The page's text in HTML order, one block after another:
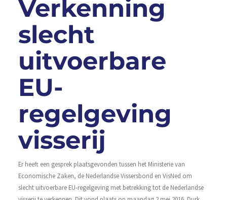
Verkenning
slecht
uitvoerbare
EU-
regelgeving
visserij
Er heeft een gesprek plaatsgevonden tussen het Ministerie van
Economische Zaken, de Nederlandse Vissersbond en VisNed om
slecht uitvoerbare EU-regelgeving met betrekking tot de Nederlandse